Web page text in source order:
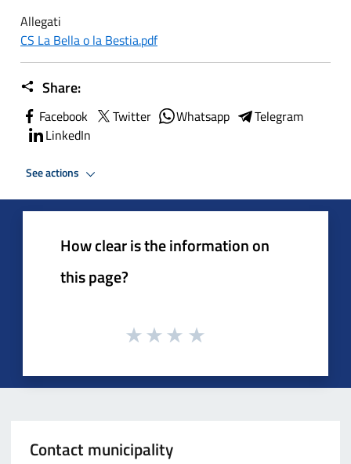
Allegati
CS La Bella o la Bestia.pdf
Share:
Facebook Twitter Whatsapp
Telegram
LinkedIn
See actions
How clear is the information on
this page?
Contact municipality